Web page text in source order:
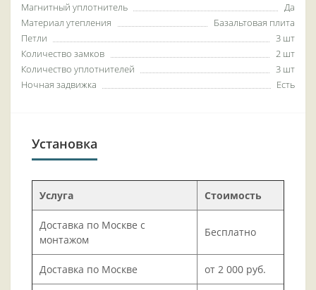
Магнитный уплотнитель
Да
Материал утепления
Базальтовая плита
Петли
3 шт
Количество замков
2 шт
Количество уплотнителей
3 шт
Ночная задвижка
Есть
Установка
Услуга Стоимость
Доставка по Москве с
монтажом
Бесплатно
Доставка по Москве от 2 000 руб.